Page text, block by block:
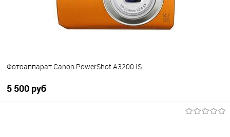
Фотоаппарат Canon PowerShot A3200 IS
5 500 руб